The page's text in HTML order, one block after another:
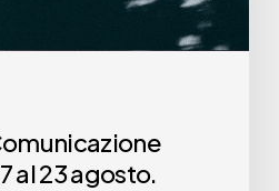
al 23 agosto.